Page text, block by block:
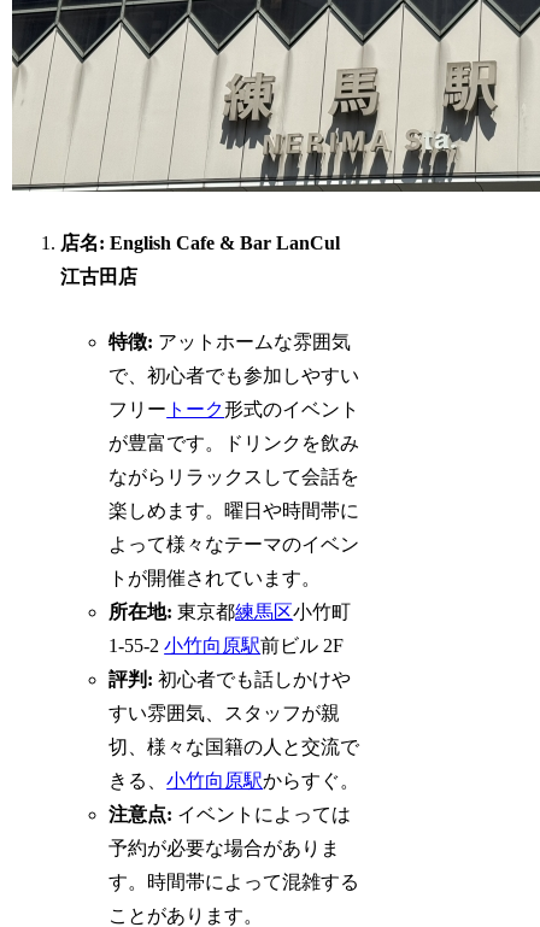
店名: English Cafe & Bar LanCul
江古田店
特徴: アットホームな雰囲気
で、初心者でも参加しやすい
フリー トーク形式のイベント
が豊富です。ドリンクを飲み
ながらリラックスして会話を
楽しめます。曜日や時間帯に
よって様々なテーマのイベン
トが開催されています。
所在地: 東京都練馬区小竹町
1-55-2小竹向原駅前ビル 2F
評判: 初心者でも話しかけや
すい雰囲気、スタッフが親
切、様々な国籍の人と交流で
きる、小竹向原駅からすぐ。
注意点: イベントによっては
予約が必要な場合がありま
す。時間帯によって混雑する
ことがあります。